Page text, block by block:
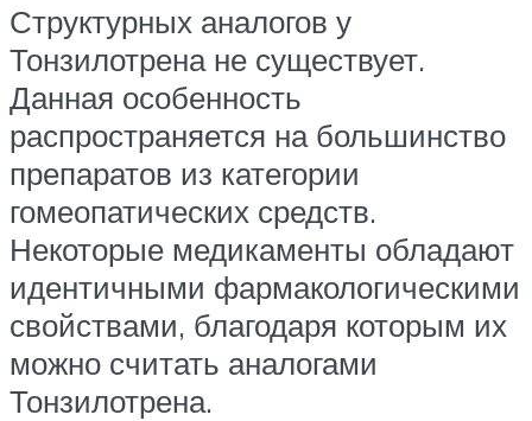
Структурных аналогов у
Тонзилотрена не существует.
Данная особенность
распространяется на большинство
препаратов из категории
гомеопатических средств.
Некоторые медикаменты обладают
идентичными фармакологическими
свойствами, благодаря которым их
можно считать аналогами
Тонзилотрена.